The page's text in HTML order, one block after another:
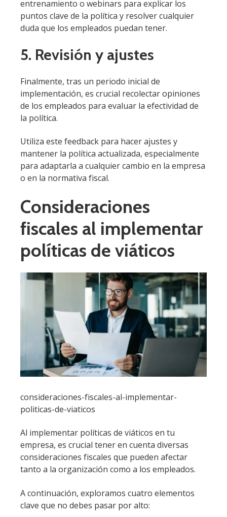
entrenamiento o webinars para explicar los
puntos clave de la política y resolver cualquier
duda que los empleados puedan tener.
5. Revisión y ajustes
Finalmente, tras un periodo inicial de
implementación, es crucial recolectar opiniones
de los empleados para evaluar la efectividad de
la política.
Utiliza este feedback para hacer ajustes y
mantener la política actualizada, especialmente
para adaptarla a cualquier cambio en la empresa
o en la normativa fiscal.
Consideraciones
fiscales al implementar
políticas de viáticos
consideraciones-fiscales-al-implementar-
politicas-de-viaticos
Al implementar políticas de viáticos en tu
empresa, es crucial tener en cuenta diversas
consideraciones fiscales que pueden afectar
tanto a la organización como a los empleados.
A continuación, exploramos cuatro elementos
clave que no debes pasar por alto: